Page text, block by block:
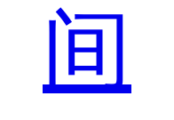
间